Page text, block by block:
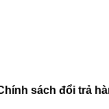
sách đổi trả